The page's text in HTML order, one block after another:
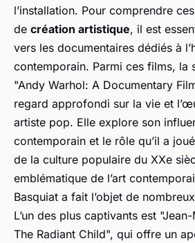
l’installation. Pour comprendre
de création artistique, il est
vers les documentaires dédiés à
contemporain. Parmi ces films, la
"Andy Warhol: A Documentary
regard approfondi sur la vie et
artiste pop. Elle explore son
contemporain et le rôle qu’il a
de la culture populaire du XXe
emblématique de l’art
Basquiat a fait l’objet de
L’un des plus captivants est
The Radiant Child", qui offre un